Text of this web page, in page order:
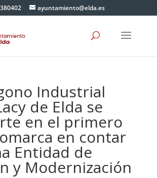
ayuntamiento@elda.es
Industrial
de Elda se
en el primero
en contar
Entidad de
y Modernización